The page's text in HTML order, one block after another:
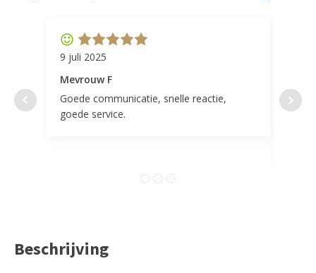
9 juli 2025
Mevrouw F
Goede communicatie, snelle reactie,
goede service.
door
Beschrijving